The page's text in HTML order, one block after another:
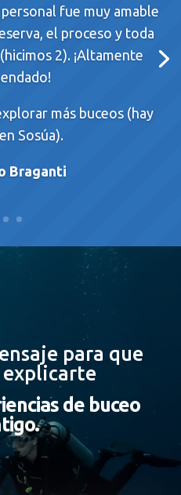
fue muy amable
el proceso y toda
2). ¡Altamente
más buceos (hay
Sosúa).
Braganti
para que
explicarte
de buceo